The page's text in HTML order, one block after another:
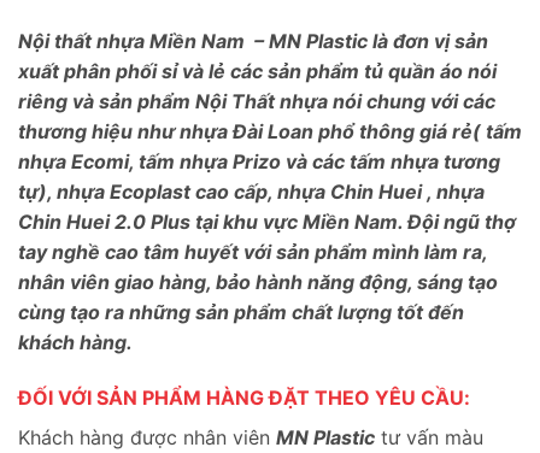
Nội thất nhựa Miền Nam – MN Plastic là đơn vị sản
xuất phân phối sỉ và lẻ các sản phẩm tủ quần áo nói
riêng và sản phẩm Nội Thất nhựa nói chung với các
thương hiệu như nhựa Đài Loan phổ thông giá rẻ( tấm
nhựa Ecomi, tấm nhựa Prizo và các tấm nhựa tương
tự), nhựa Ecoplast cao cấp, nhựa Chin Huei , nhựa
Chin Huei 2.0 Plus tại khu vực Miền Nam. Đội ngũ thợ
tay nghề cao tâm huyết với sản phẩm mình làm ra,
nhân viên giao hàng, bảo hành năng động, sáng tạo
cùng tạo ra những sản phẩm chất lượng tốt đến
khách hàng.
ĐỐI VỚI SẢN PHẨM HÀNG ĐẶT THEO YÊU CẦU:
Khách hàng được nhân viên MN Plastic tư vấn màu